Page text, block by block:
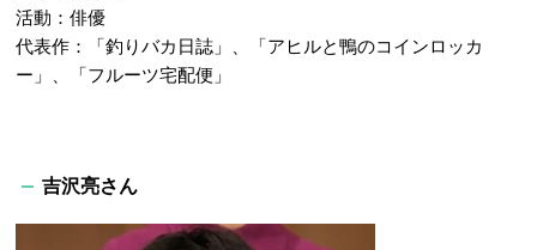
活動：俳優
代表作：「釣りバカ日誌」、「アヒルと鴨のコインロッカ
ー」、「フルーツ宅配便」
吉沢亮さん